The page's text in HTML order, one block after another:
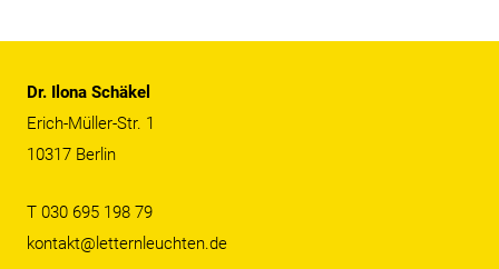
Dr. Ilona Schäkel
Erich-Müller-Str. 1
10317 Berlin
T 030 695 198 79
kontakt@letternleuchten.de